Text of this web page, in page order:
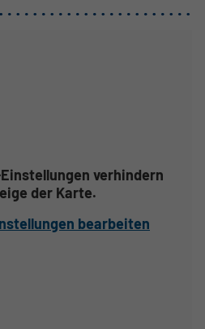
verhindern
der Karte.
bearbeiten